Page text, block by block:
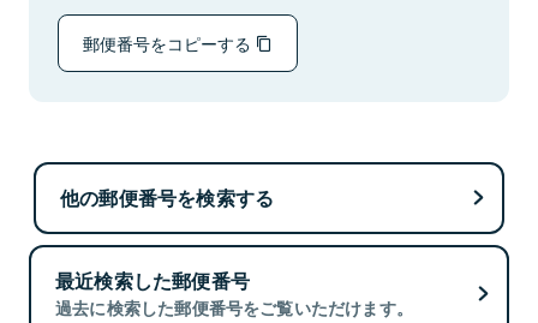
郵便番号をコピーする
他の郵便番号を検索する
最近検索した郵便番号
過去に検索した郵便番号をご覧いただけます。